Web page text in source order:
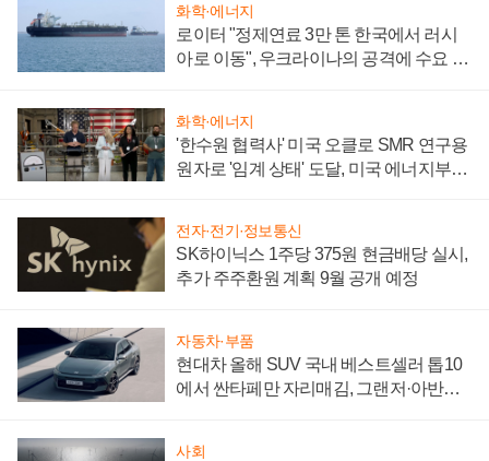
화학·에너지
로이터 "정제연료 3만 톤 한국에서 러시
아로 이동", 우크라이나의 공격에 수요 늘
화학·에너지
'한수원 협력사' 미국 오클로 SMR 연구용
원자로 '임계 상태' 도달, 미국 에너지부
전자·전기·정보통신
SK하이닉스 1주당 375원 현금배당 실시,
추가 주주환원 계획 9월 공개 예정
자동차·부품
현대차 올해 SUV 국내 베스트셀러 톱10
에서 싼타페만 자리매김, 그랜저·아반떼
사회